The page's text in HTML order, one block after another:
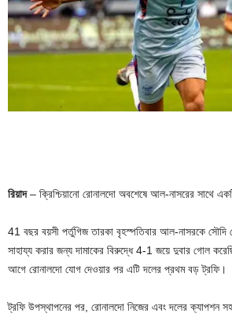
রিয়াদ– ক্রিশ্চিয়ানো রোনালদো অবশেষে আল-নাসরের সাথে
41 বছর বয়সী পর্তুগিজ তারকা বৃহস্পতিবার আল-নাসরকে সৌদি
সাহায্য করার জন্য দামাকের বিরুদ্ধে 4-1 জয়ে দুবার গোল
আগে রোনালদো যোগ দেওয়ার পর এটি দলের প্রথম বড় ট্রফি।
ট্রফি উপস্থাপনের পর, রোনালদো নিজের এবং দলের ক্যাপশন